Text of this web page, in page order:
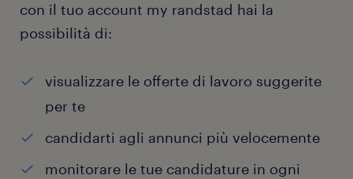
con il tuo account my randstad hai la
possibilità di:
visualizzare le offerte di lavoro suggerite
per te
candidarti agli annunci più velocemente
monitorare le tue candidature in ogni